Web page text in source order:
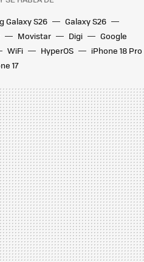
Galaxy S26
Galaxy S26
Movistar Digi
Google
WiFi HyperOS
iPhone 18 Pro
17